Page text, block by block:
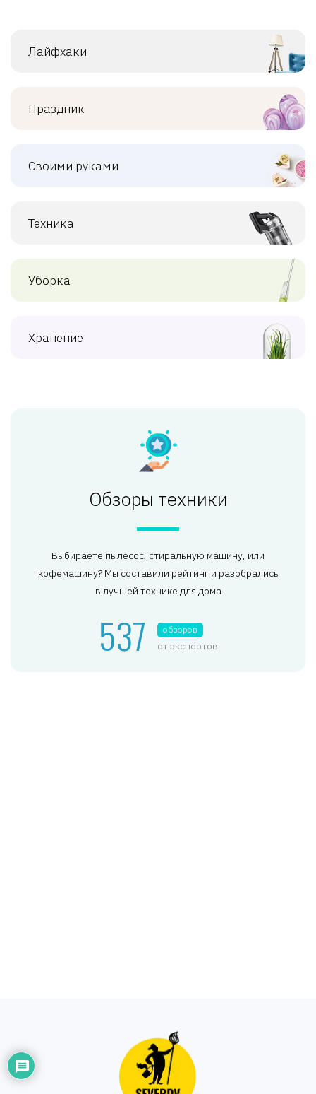
Лайфхаки
Праздник
Своими руками
Техника
Уборка
Хранение
Обзоры техники
Выбираете пылесос, стиральную машину, или
кофемашину? Мы составили рейтинг и разобрались
в лучшей технике для дома
537 обзоров
от экспертов